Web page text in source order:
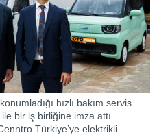
hızlı bakım servis
bir iş birliğine imza attı.
Türkiye’ye elektrikli